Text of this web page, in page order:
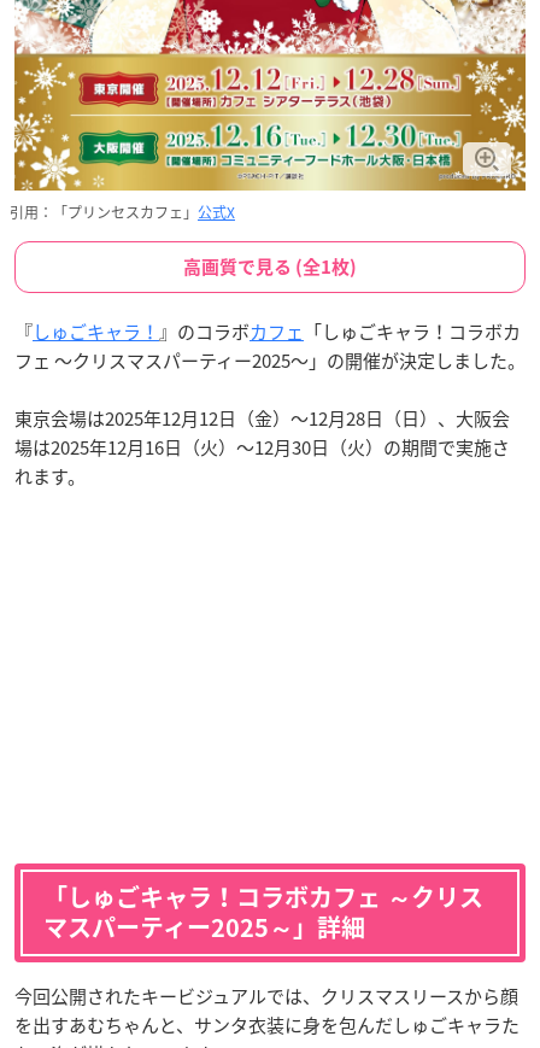
引用：「プリンセスカフェ」 公式X
高画質で見る (全1枚)
『しゅごキャラ！ 』のコラボカフェ 「しゅごキャラ！コラボカ
フェ ～クリスマスパーティー2025～」の開催が決定しました。
東京会場は2025年12月12日（金）～12月28日（日）、大阪会
場は2025年12月16日（火）～12月30日（火）の期間で実施さ
れます。
「しゅごキャラ！コラボカフェ ～クリス
マスパーティー2025～」詳細
今回公開されたキービジュアルでは、クリスマスリースから顔
を出すあむちゃんと、サンタ衣装に身を包んだしゅごキャラた